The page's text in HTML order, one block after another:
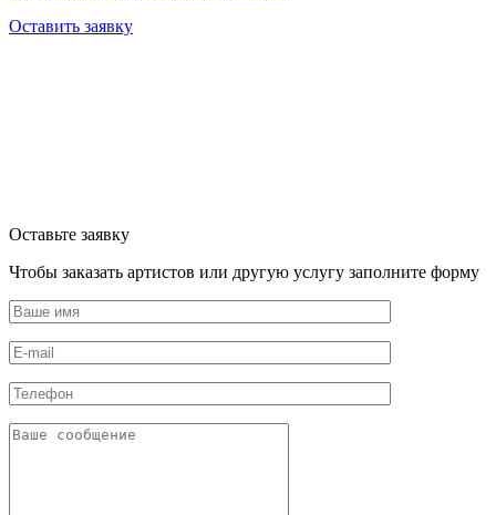
Оставить заявку
Оставьте заявку
Чтобы заказать артистов или другую услугу заполните форму